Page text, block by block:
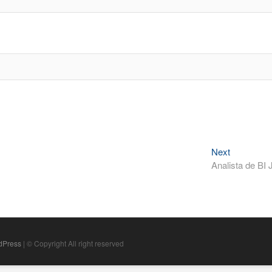
NextNext
post:
Analista de BI
| © Copyright All right reserved